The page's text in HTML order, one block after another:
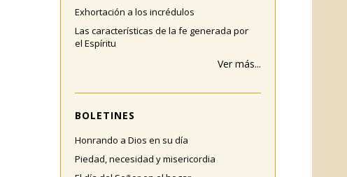
Exhortación a los incrédulos
Las características de la fe generada por
el Espíritu
Ver más...
BOLETINES
Honrando a Dios en su día
Piedad, necesidad y misericordia